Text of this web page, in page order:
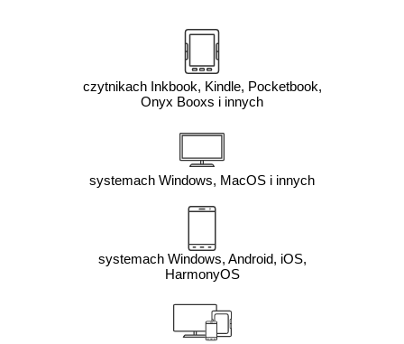
czytnikach Inkbook, Kindle, Pocketbook,
Onyx Booxs i innych
systemach Windows, MacOS i innych
systemach Windows, Android, iOS,
HarmonyOS